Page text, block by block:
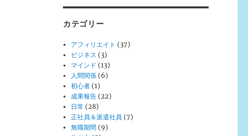
カテゴリー
アフィリエイト (37)
ビジネス (3)
マインド (13)
人間関係 (6)
初心者 (1)
成果報告 (22)
日常 (28)
正社員＆派遣社員 (7)
無職期間 (9)